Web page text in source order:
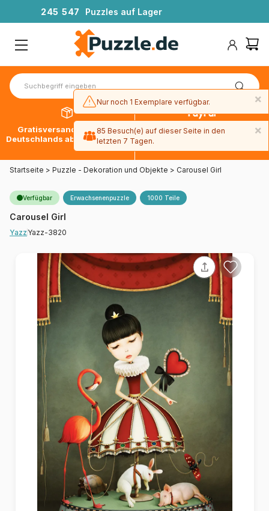
245 547 Puzzles auf Lager
Gratisversand innerhalb
Deutschlands ab 49 € mit DPD
30 Tage später bezahlen
Startseite > Puzzle - Dekoration und Objekte > Carousel Girl
Verfügbar Erwachsenenpuzzle 1000 Teile
Carousel Girl
Yazz Yazz-3820
×
Nur noch 1 Exemplare verfügbar.
×
85 Besuch(e) auf dieser Seite in den
letzten 7 Tagen.